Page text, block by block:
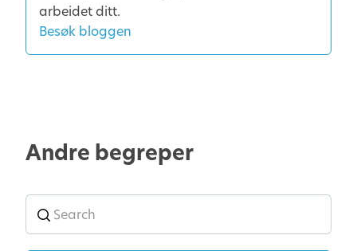
arbeidet ditt.
Besøk bloggen
Andre begreper